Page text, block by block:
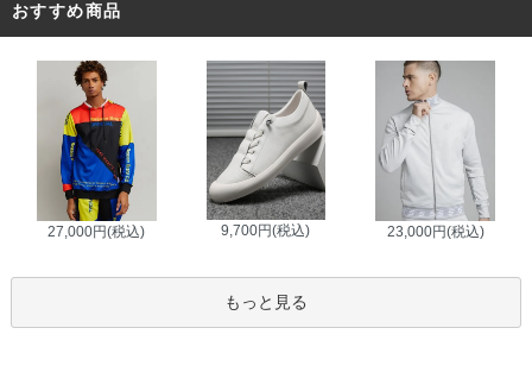
おすすめ商品
27,000円(税込) 9,700円(税込) 23,000円(税込)
もっと見る